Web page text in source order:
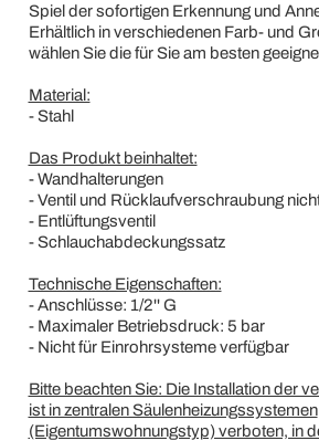
Spiel der sofortigen Erkennung und
Erhältlich in verschiedenen Farb- und
wählen Sie die für Sie am besten
Material:
- Stahl
Das Produkt beinhaltet:
- Wandhalterungen
- Ventil und Rücklaufverschraubung
- Entlüftungsventil
- Schlauchabdeckungssatz
Technische Eigenschaften:
- Anschlüsse: 1/2'' G
- Maximaler Betriebsdruck: 5 bar
- Nicht für Einrohrsysteme verfügbar
Bitte beachten Sie: Die Installation der
ist in zentralen Säulenheizungssystemen
(Eigentumswohnungstyp) verboten, in